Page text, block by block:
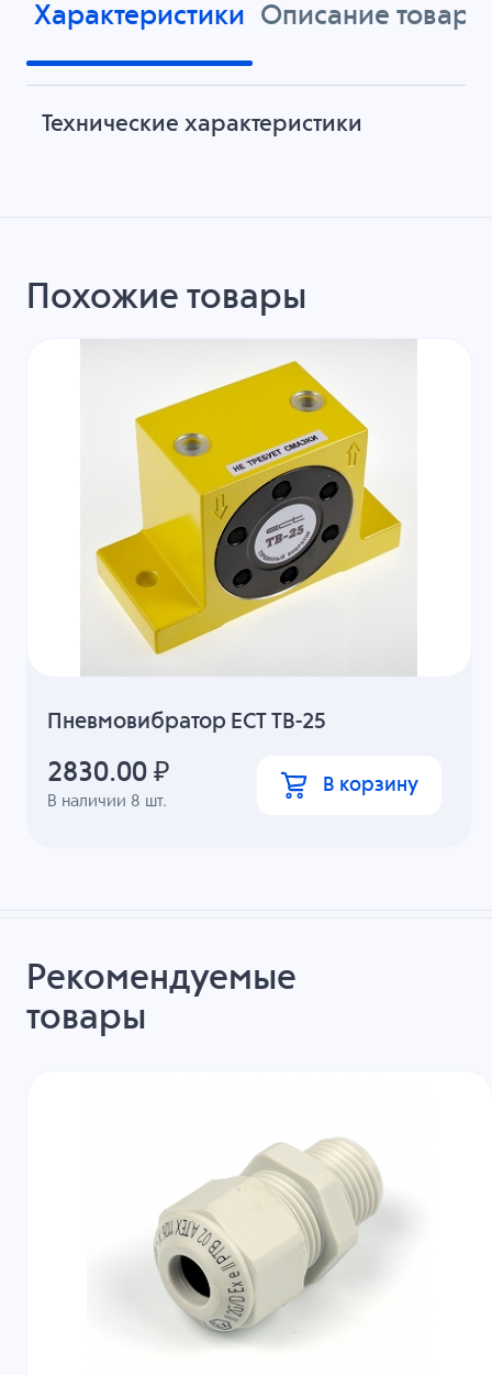
Характеристики Описание товара
Технические характеристики
Похожие товары
Пневмовибратор ECT ТВ-25
В наличии 8 шт.
2830.00 ₽ В корзину
Рекомендуемые
товары